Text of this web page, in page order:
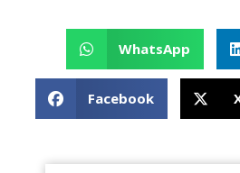
WhatsApp
Facebook